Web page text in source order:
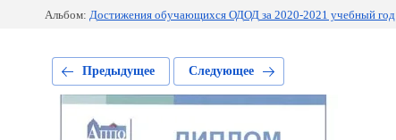
Альбом: Достижения обучающихся ОДОД за 2020-2021 учебный год
Предыдущее Следующее